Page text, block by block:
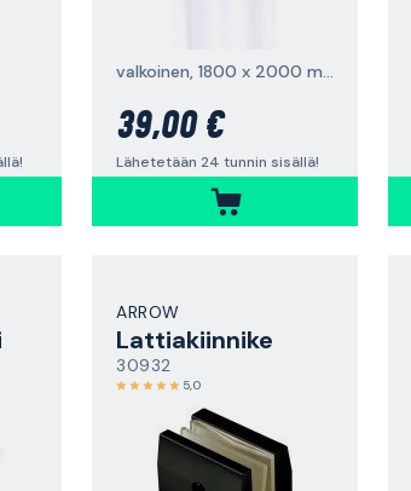
valkoinen, 1800 x 2000 mm
39,00 €
Lähetetään 24 tunnin sisällä!
ARROW
Lattiakiinnike
30932
5,0